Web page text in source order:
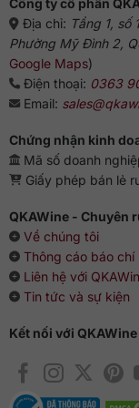
hào. Cổ chai
bên trong.
Hộp gỗ : Hộp
Macallan và
cảm giác cổ
trưng bày, hộp
phẩm thành
Ngoại hình của
lý của bộ sưu tập:
chiêm ngưỡng và
4. Vị trí trong
Bộ Colour
màu tự nhiên,
cân bằng giữa sự
Với 21 năm, chai
Địa chỉ: Tầng 1, số
Phường Mỹ Đình 2,
Google Maps)
Điện thoại: 0363
Email:
Chứng nhận kinh
Mã số doanh
Giấy phép bán lẻ
QKAWine - Chuyên
Về chúng tôi
Thông cáo báo chí
Liên hệ với
Tin tức và sự kiện
Kết nối với QKAWine